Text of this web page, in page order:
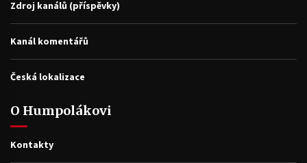
Zdroj kanálů (příspěvky)
Kanál komentářů
Česká lokalizace
O Humpolákovi
Kontakty